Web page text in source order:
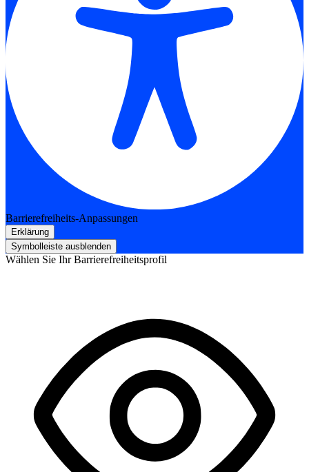
Barrierefreiheits-Anpassungen
Erklärung
Symbolleiste ausblenden
Wählen Sie Ihr Barrierefreiheitsprofil